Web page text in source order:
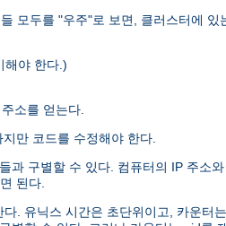
모두를 "우주"로 보면, 클러스터에 있
해야 한다.)
소를 얻는다.
만 코드를 수정해야 한다.
과 구별할 수 있다. 컴퓨터의 IP 주소
된다.
. 유닉스 시간은 초단위이고, 카운터